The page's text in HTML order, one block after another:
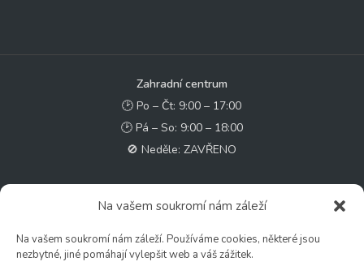
Na vašem soukromí nám záleží
Na vašem soukromí nám záleží. Používáme cookies, některé jsou
nezbytné, jiné pomáhají vylepšit web a váš zážitek.
Zahradní centrum
🕑 Po – Čt: 9:00 – 17:00
🕑 Pá – So: 9:00 – 18:00
🚫 Neděle: ZAVŘENO
🕑 Ut – Pá: 9:00 - 12:00 │ 13:00 - 17:00
🕑 So: 9:00 – 15:00
🚫 Ne - Po: ZAVŘENO